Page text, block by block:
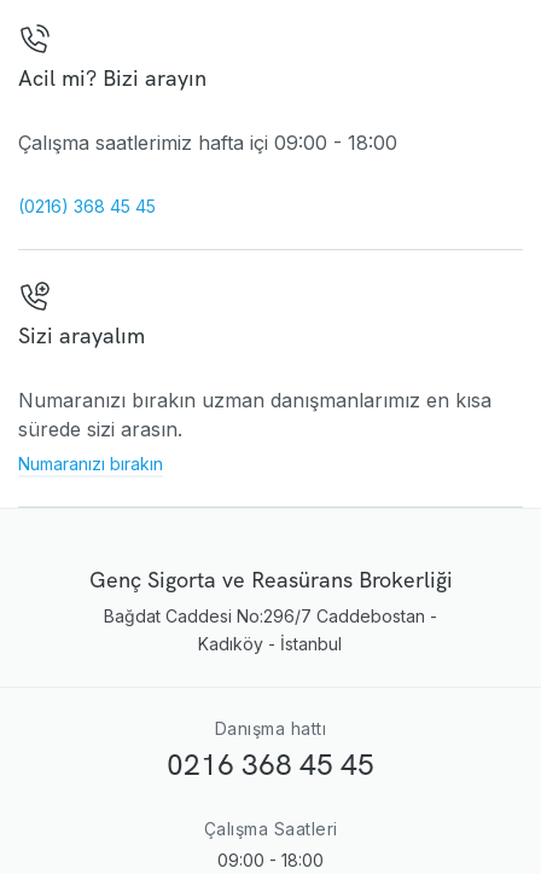
Acil mi? Bizi arayın
Çalışma saatlerimiz hafta içi 09:00 - 18:00
(0216) 368 45 45
Sizi arayalım
Numaranızı bırakın uzman danışmanlarımız en kısa
sürede sizi arasın.
Numaranızı bırakın
Genç Sigorta ve Reasürans Brokerliği
Bağdat Caddesi No:296/7 Caddebostan -
Kadıköy - İstanbul
Danışma hattı
0216 368 45 45
Çalışma Saatleri
09:00 - 18:00